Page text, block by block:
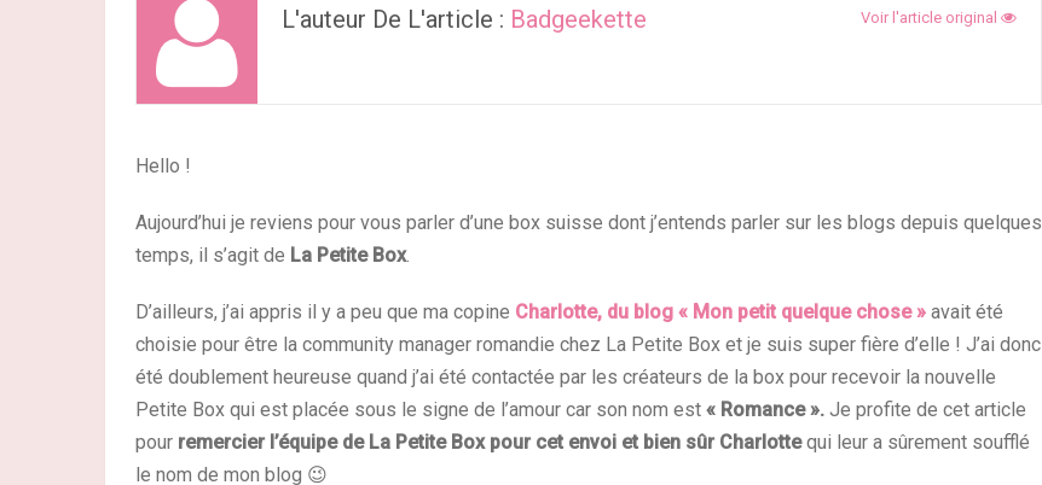
L'auteur De L'article : Badgeekette Voir l'article original
Hello !
Aujourd’hui je reviens pour vous parler d’une box suisse dont j’entends parler sur les blogs depuis quelques
temps, il s’agit de La Petite Box.
D’ailleurs, j’ai appris il y a peu que ma copine Charlotte, du blog « Mon petit quelque chose » avait été
choisie pour être la community manager romandie chez La Petite Box et je suis super fière d’elle ! J’ai donc
été doublement heureuse quand j’ai été contactée par les créateurs de la box pour recevoir la nouvelle
Petite Box qui est placée sous le signe de l’amour car son nom est « Romance ». Je profite de cet article
pour remercier l’équipe de La Petite Box pour cet envoi et bien sûr Charlottequi leur a sûrement soufflé
le nom de mon blog 😉